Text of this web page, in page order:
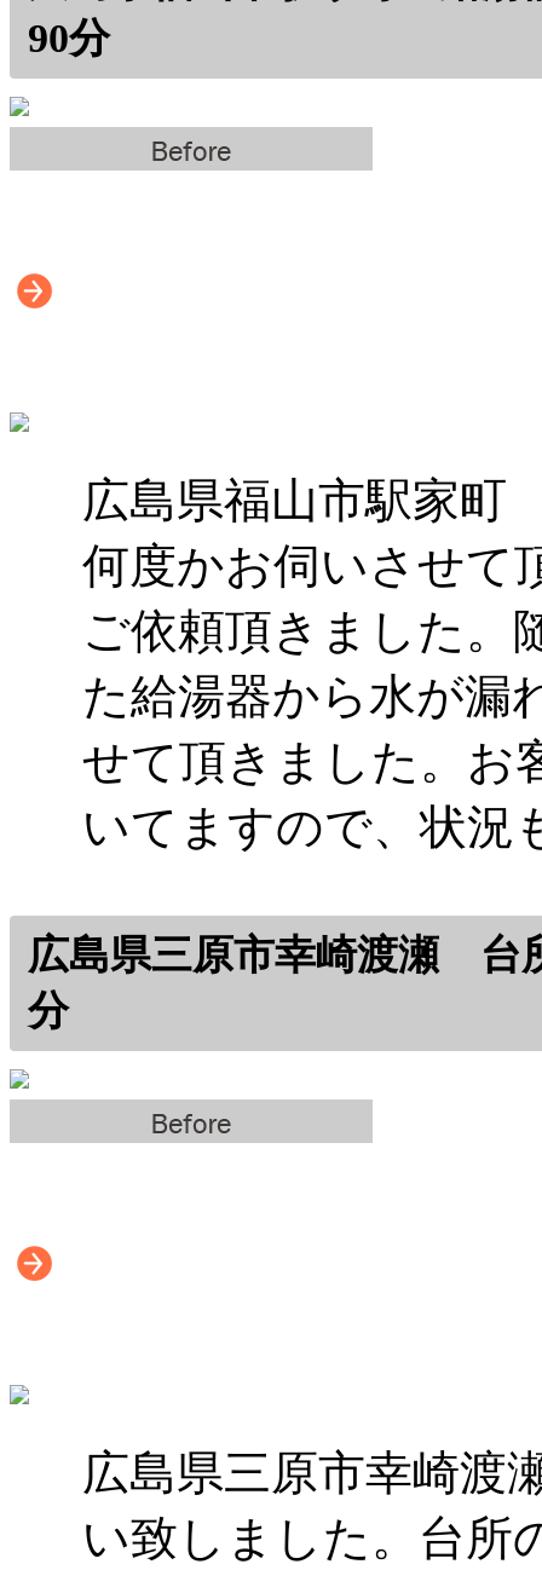
90分
広島県福山市駅家
何度かお伺いさせて
ご依頼頂きました。
た給湯器から水が漏
せて頂きました。お
いてますので、状況
広島県三原市幸崎渡瀬 台
分
広島県三原市幸崎
い致しました。台所